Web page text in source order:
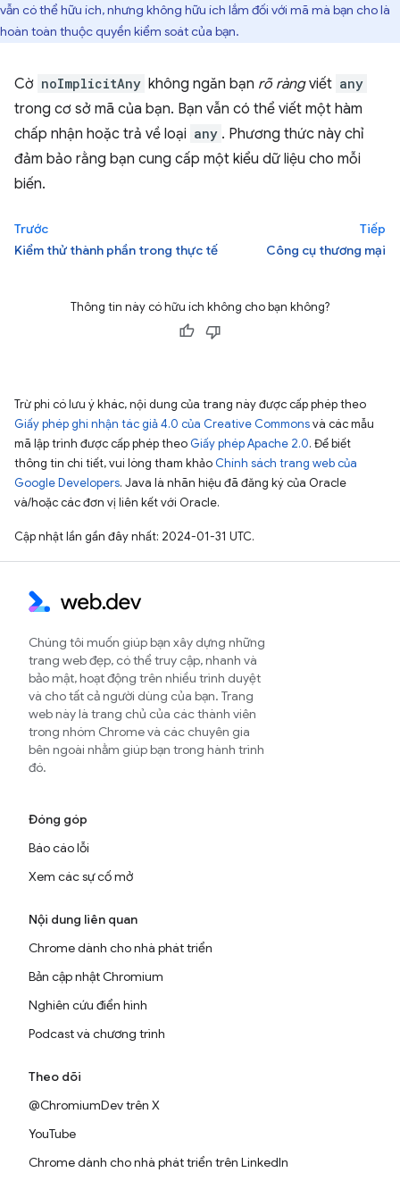
vẫn có thể hữu ích, nhưng không hữu ích lắm đối với mã mà bạn cho là
hoàn toàn thuộc quyền kiểm soát của bạn.
Cờ noImplicitAny không ngăn bạn rõ ràngviết any
trong cơ sở mã của bạn. Bạn vẫn có thể viết một hàm
chấp nhận hoặc trả về loại any . Phương thức này chỉ
đảm bảo rằng bạn cung cấp một kiểu dữ liệu cho mỗi
biến.
Trước
Kiểm thử thành phần trong thực tế
Tiếp
Công cụ thương mại
Thông tin này có hữu ích không cho bạn không?
Trừ phi có lưu ý khác, nội dung của trang này được cấp phép theo
Giấy phép ghi nhận tác giả 4.0 của Creative Commonsvà các mẫu
mã lập trình được cấp phép theo Giấy phép Apache 2.0. Để biết
thông tin chi tiết, vui lòng tham khảo Chính sách trang web của
Google Developers. Java là nhãn hiệu đã đăng ký của Oracle
và/hoặc các đơn vị liên kết với Oracle.
Cập nhật lần gần đây nhất: 2024-01-31 UTC.
Chúng tôi muốn giúp bạn xây dựng những
trang web đẹp, có thể truy cập, nhanh và
bảo mật, hoạt động trên nhiều trình duyệt
và cho tất cả người dùng của bạn. Trang
web này là trang chủ của các thành viên
trong nhóm Chrome và các chuyên gia
bên ngoài nhằm giúp bạn trong hành trình
đó.
Đóng góp
Báo cáo lỗi
Xem các sự cố mở
Nội dung liên quan
Chrome dành cho nhà phát triển
Bản cập nhật Chromium
Nghiên cứu điển hình
Podcast và chương trình
Theo dõi
@ChromiumDev trên X
YouTube
Chrome dành cho nhà phát triển trên LinkedIn